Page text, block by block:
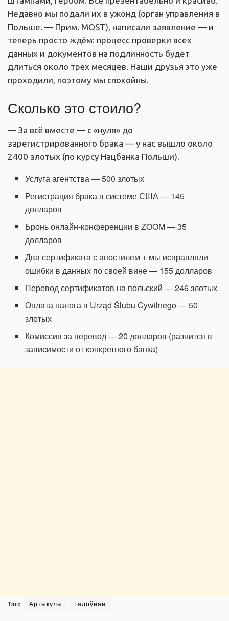
Недавно мы подали их в ужонд (орган управления в
Польше. — Прим. MOST), написали заявление — и
теперь просто ждём: процесс проверки всех
данных и документов на подлинность будет
длиться около трёх месяцев. Наши друзья это уже
проходили, поэтому мы спокойны.
Сколько это стоило?
— За всё вместе — с «нуля» до
зарегистрированного брака — у нас вышло около
2400 злотых (по курсу Нацбанка Польши).
Услуга агентства — 500 злотых
Регистрация брака в системе США — 145
долларов
Бронь онлайн-конференции в ZOOM — 35
долларов
Два сертификата с апостилем + мы исправляли
ошибки в данных по своей вине — 155 долларов
Перевод сертификатов на польский — 246 злотых
Оплата налога в Urząd Ślubu Cywilnego — 50
злотых
Комиссия за перевод — 20 долларов (разнится в
зависимости от конкретного банка)
Тэгі: Артыкулы Галоўнае